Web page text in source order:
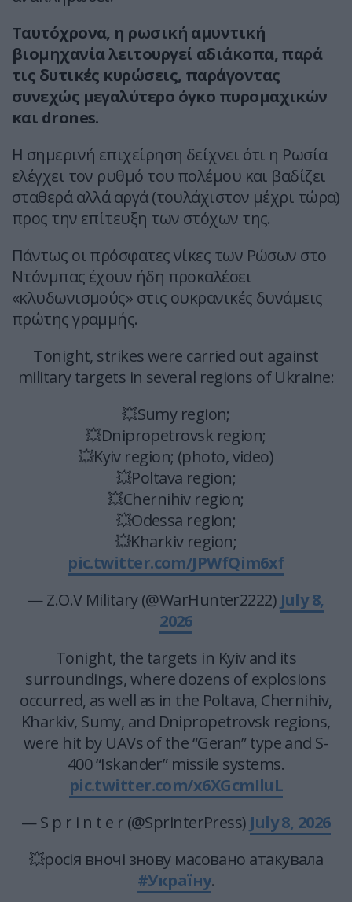
Ταυτόχρονα, η ρωσική αμυντική
βιομηχανία λειτουργεί αδιάκοπα, παρά
τις δυτικές κυρώσεις, παράγοντας
συνεχώς μεγαλύτερο όγκο πυρομαχικών
και drones.
Η σημερινή επιχείρηση δείχνει ότι η Ρωσία
ελέγχει τον ρυθμό του πολέμου και βαδίζει
σταθερά αλλά αργά (τουλάχιστον μέχρι τώρα)
προς την επίτευξη των στόχων της.
Πάντως οι πρόσφατες νίκες των Ρώσων στο
Ντόνμπας έχουν ήδη προκαλέσει
«κλυδωνισμούς» στις ουκρανικές δυνάμεις
πρώτης γραμμής.
Tonight, strikes were carried out against
military targets in several regions of Ukraine:
💥Sumy region;
💥Dnipropetrovsk region;
💥Kyiv region; (photo, video)
💥Poltava region;
💥Chernihiv region;
💥Odessa region;
💥Kharkiv region;
pic.twitter.com/JPWfQim6xf
— Z.O.V Military (@WarHunter2222) July 8,
2026
Tonight, the targets in Kyiv and its
surroundings, where dozens of explosions
occurred, as well as in the Poltava, Chernihiv,
Kharkiv, Sumy, and Dnipropetrovsk regions,
were hit by UAVs of the “Geran” type and S-
400 “Iskander” missile systems.
pic.twitter.com/x6XGcmIluL
— S p r i n t e r (@SprinterPress) July 8, 2026
💥росія вночі знову масовано атакувала
#Україну.